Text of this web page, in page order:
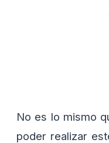
No es lo mismo
poder realizar